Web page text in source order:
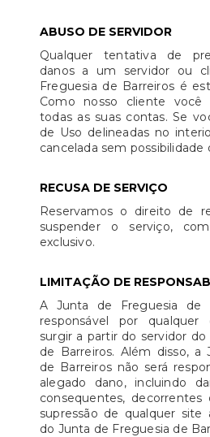
ABUSO DE SERVIDOR
Qualquer tentativa de
danos a um servidor ou
Freguesia de Barreiros é
Como nosso cliente você
todas as suas contas. Se
de Uso delineadas no
cancelada sem possibilidade
RECUSA DE SERVIÇO
Reservamos o direito de
suspender o serviço,
exclusivo.
LIMITAÇÃO DE
A Junta de Freguesia de
responsável por
surgir a partir do servidor
de Barreiros. Além disso, a
de Barreiros não será
alegado dano, incluindo
consequentes,
supressão de qualquer
do Junta de Freguesia de